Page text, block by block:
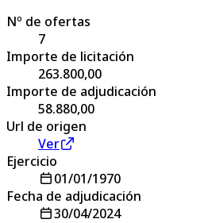
Nº de ofertas
7
Importe de licitación
263.800,00
Importe de adjudicación
58.880,00
Url de origen
Ver
Ejercicio
01/01/1970
Fecha de adjudicación
30/04/2024